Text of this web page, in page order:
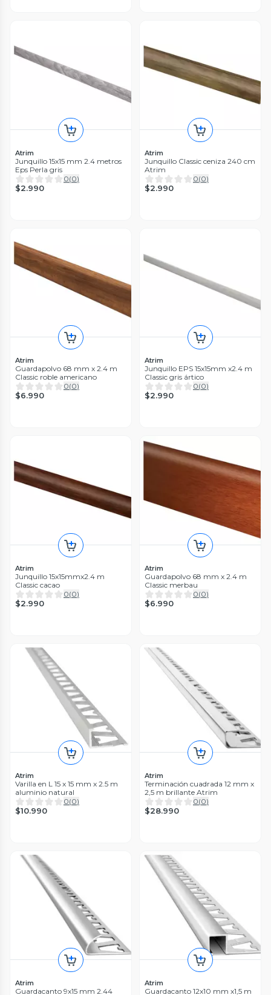
Atrim
Junquillo 15x15 mm 2.4 metros
Eps Perla gris
0(0)
$2.990
Atrim
Junquillo Classic ceniza 240 cm
Atrim
0(0)
$2.990
Atrim
Guardapolvo 68 mm x 2.4 m
Classic roble americano
0(0)
$6.990
Atrim
Junquillo EPS 15x15mm x2.4 m
Classic gris ártico
0(0)
$2.990
Atrim
Junquillo 15x15mmx2.4 m
Classic cacao
0(0)
$2.990
Atrim
Guardapolvo 68 mm x 2.4 m
Classic merbau
0(0)
$6.990
Atrim
Varilla en L 15 x 15 mm x 2.5 m
aluminio natural
0(0)
$10.990
Atrim
Terminación cuadrada 12 mm x
2,5 m brillante Atrim
0(0)
$28.990
Atrim
Guardacanto 9x15 mm 2.44
Atrim
Guardacanto 12x10 mm x1,5 m